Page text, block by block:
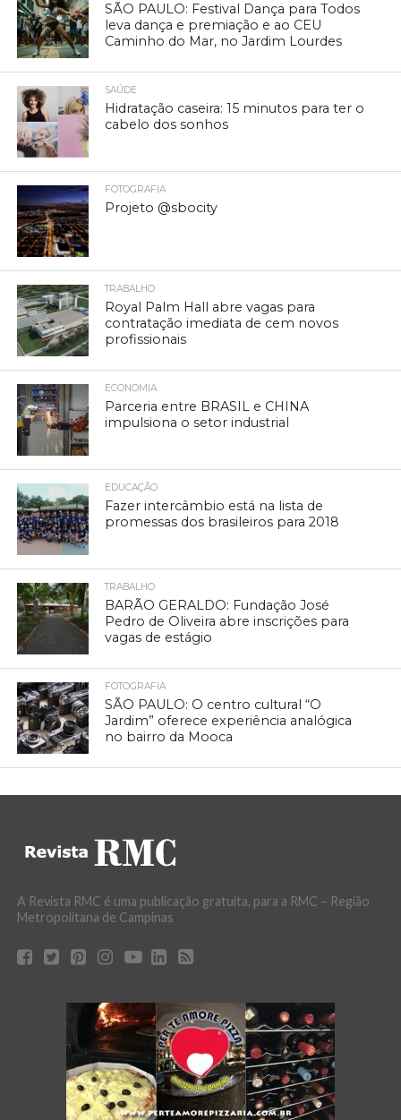
SÃO PAULO: Festival Dança para Todos
leva dança e premiação e ao CEU
Caminho do Mar, no Jardim Lourdes
SAÚDE
Hidratação caseira: 15 minutos para ter o
cabelo dos sonhos
FOTOGRAFIA
Projeto @sbocity
TRABALHO
Royal Palm Hall abre vagas para
contratação imediata de cem novos
profissionais
ECONOMIA
Parceria entre BRASIL e CHINA
impulsiona o setor industrial
EDUCAÇÃO
Fazer intercâmbio está na lista de
promessas dos brasileiros para 2018
TRABALHO
BARÃO GERALDO: Fundação José
Pedro de Oliveira abre inscrições para
vagas de estágio
FOTOGRAFIA
SÃO PAULO: O centro cultural “O
Jardim” oferece experiência analógica
no bairro da Mooca
A Revista RMC é uma publicação gratuita, para a RMC – Região
Metropolitana de Campinas